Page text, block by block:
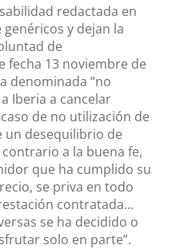
redactada en
y dejan la
de
fecha 13 noviembre de
denominada “no
Iberia a cancelar
de no utilización de
un desequilibrio de
a la buena fe,
que ha cumplido su
se priva en todo
contratada…
se ha decidido o
solo en parte”.